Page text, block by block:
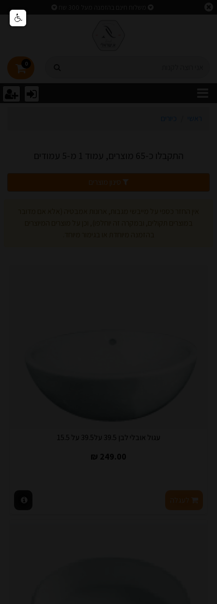
0
ראשי כיורים
סינון מוצרים
עגול אובלי לבן 39.5 על39.5 על 15.5
249.00 ₪
לעגלה